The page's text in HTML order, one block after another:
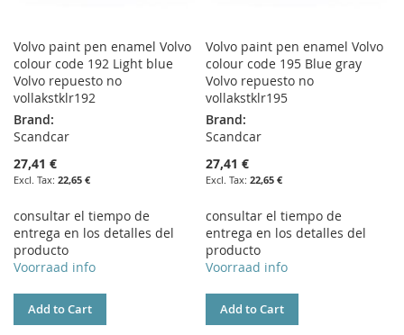
Volvo paint pen enamel Volvo
colour code 192 Light blue
Volvo repuesto no
vollakstklr192
Brand:
Scandcar
27,41 €
22,65 €
consultar el tiempo de
entrega en los detalles del
producto
Voorraad info
Add to Cart
Volvo paint pen enamel Volvo
colour code 195 Blue gray
Volvo repuesto no
vollakstklr195
Brand:
Scandcar
27,41 €
22,65 €
consultar el tiempo de
entrega en los detalles del
producto
Voorraad info
Add to Cart